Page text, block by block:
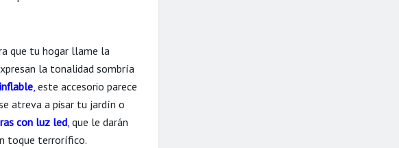
que tu hogar llame la
la tonalidad sombría
, este accesorio parece
atreva a pisar tu jardín o
con luz led, que le darán
toque terrorífico.